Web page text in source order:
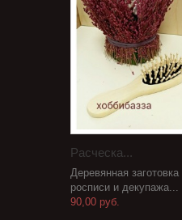
Расческа...
Деревянная
росписи и декупажа...
90,00 руб.